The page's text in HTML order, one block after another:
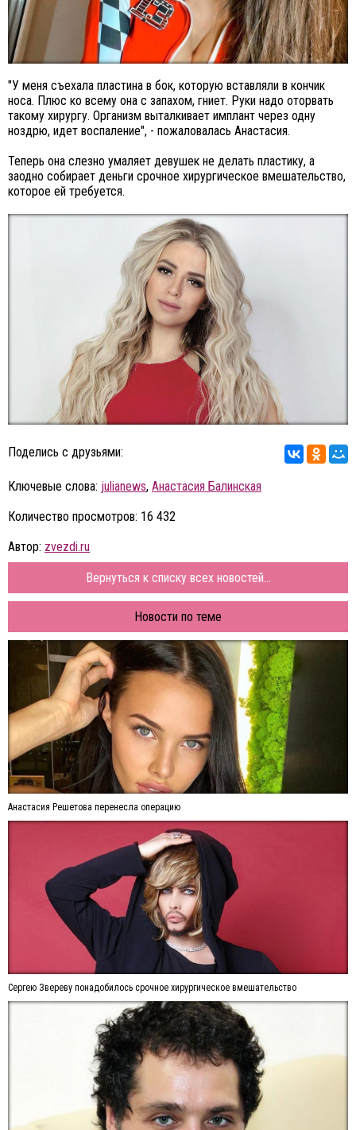
"У меня съехала пластина в бок, которую вставляли в кончик
носа. Плюс ко всему она с запахом, гниет. Руки надо оторвать
такому хирургу. Организм выталкивает имплант через одну
ноздрю, идет воспаление", - пожаловалась Анастасия.
Теперь она слезно умаляет девушек не делать пластику, а
заодно собирает деньги срочное хирургическое вмешательство,
которое ей требуется.
Поделись с друзьями:
Ключевые слова: julianews, Анастасия Балинская
Количество просмотров: 16 432
Автор: zvezdi.ru
Вернуться к списку всех новостей...
Новости по теме
Анастасия Решетова перенесла операцию
Сергею Звереву понадобилось срочное хирургическое вмешательство